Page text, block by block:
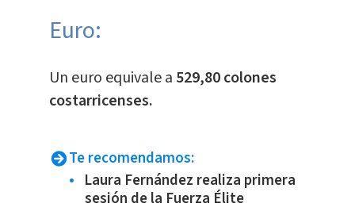
Euro:
​Un euro equivale a 529,80 colones
costarricenses.
Te recomendamos:
Laura Fernández realiza primera
sesión de la Fuerza Élite